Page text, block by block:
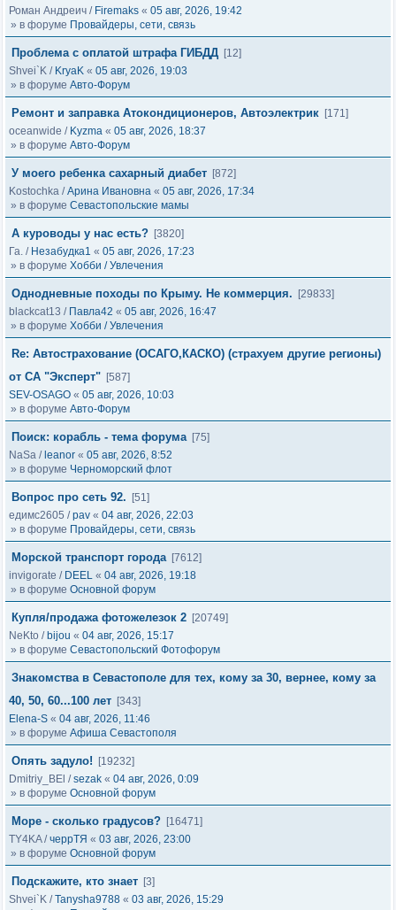
Роман Андреич / Firemaks « 05 авг, 2026, 19:42
» в форуме Провайдеры, сети, связь
Проблема с оплатой штрафа ГИБДД [12]
Shvei`K / KryaK « 05 авг, 2026, 19:03
» в форуме Авто-Форум
Ремонт и заправка Атокондиционеров, Автоэлектрик [171]
oceanwide / Kyzma « 05 авг, 2026, 18:37
» в форуме Авто-Форум
У моего ребенка сахарный диабет [872]
Kostochka /Арина Ивановна « 05 авг, 2026, 17:34
» в форуме Севастопольские мамы
А куроводы у нас есть? [3820]
Га. / Незабудка1 « 05 авг, 2026, 17:23
» в форуме Хобби / Увлечения
Однодневные походы по Крыму. Не коммерция.
[29833]
blackcat13 / Павла42 « 05 авг, 2026, 16:47
» в форуме Хобби / Увлечения
Re: Автострахование (ОСАГО,КАСКО) (страхуем другие регионы)
от СА "Эксперт" [587]
SEV-OSAGO « 05 авг, 2026, 10:03
» в форуме Авто-Форум
Поиск: корабль - тема форума [75]
NaSa / leanor « 05 авг, 2026, 8:52
» в форуме Черноморский флот
Вопрос про сеть 92.
[51]
едимс2605 /pav « 04 авг, 2026, 22:03
» в форуме Провайдеры, сети, связь
Морской транспорт города [7612]
invigorate / DEEL « 04 авг, 2026, 19:18
» в форуме Основной форум
Купля/продажа фотожелезок 2 [20749]
NeKto / bijou « 04 авг, 2026, 15:17
» в форуме Севастопольский Фотофорум
Знакомства в Севастополе для тех, кому за 30, вернее, кому за
40, 50, 60...100 лет [343]
Elena-S « 04 авг, 2026, 11:46
» в форуме Афиша Севастополя
Опять задуло!
[19232]
Dmitriy_BEl /sezak « 04 авг, 2026, 0:09
» в форуме Основной форум
Море - сколько градусов? [16471]
TY4KA/черрТЯ « 03 авг, 2026, 23:00
» в форуме Основной форум
Подскажите, кто знает [3]
Shvei`K /Tanysha9788 « 03 авг, 2026, 15:29